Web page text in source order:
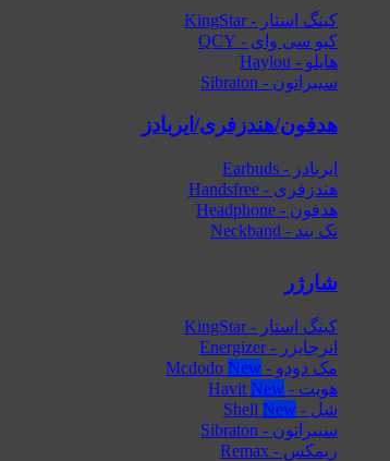
کینگ استار - KingStar
کیو سی وای - QCY
هایلو - Haylou
سیبراتون - Sibraton
هدفون/هندزفری/ایربادز
ایربادز - Earbuds
هندزفری - Handsfree
هدفون - Headphone
نک بند - Neckband
شارژر
کینگ استار - KingStar
انرجایزر - Energizer
مک دودو - Mcdodo
هویت - Havit
شل - Shell
سیبراتون - Sibraton
ریمکس - Remax